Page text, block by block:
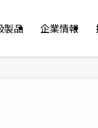
製品 企業情報